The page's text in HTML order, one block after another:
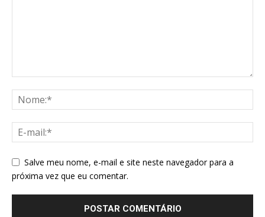
Salve meu nome, e-mail e site neste navegador para a
próxima vez que eu comentar.